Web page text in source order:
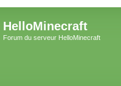
HelloMinecraft
Forum du serveur HelloMinecraft